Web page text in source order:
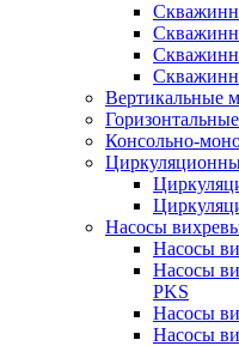
Вертикальные
Консольно-
Насосы
Насосы
Насосы
PKS
Насосы
Насосы